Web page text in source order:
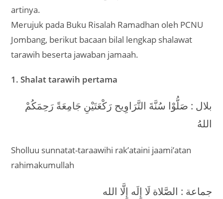
artinya.
Merujuk pada Buku Risalah Ramadhan oleh PCNU
Jombang, berikut bacaan bilal lengkap shalawat
tarawih beserta jawaban jamaah.
1. Shalat tarawih pertama
بلال : صَلُّوْا سُنَّةَ التَّرَاوِيح رَكْعَتَيْنِ جَامِعَةً رَحِمَكُمْ
اللهُ
Sholluu sunnatat-taraawihi rak’ataini jaami’atan
rahimakumullah
جماعة : الصَّلاة لَا إِلَه إِلَّا الله